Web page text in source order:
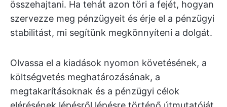
összehajtani. Ha tehát azon töri a fejét, hogyan
szervezze meg pénzügyeit és érje el a pénzügyi
stabilitást, mi segítünk megkönnyíteni a dolgát.
Olvassa el a kiadások nyomon követésének, a
költségvetés meghatározásának, a
megtakarításoknak és a pénzügyi célok